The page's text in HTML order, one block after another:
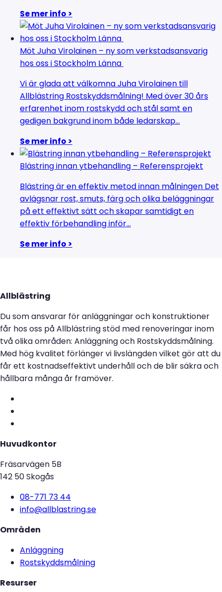
Se mer info >
Möt Juha Virolainen – ny som verkstadsansvarig
hos oss i Stockholm Länna
Vi är glada att välkomna Juha Virolainen till
Allblästring Rostskyddsmålning! Med över 30 års
erfarenhet inom rostskydd och stål samt en
gedigen bakgrund inom både ledarskap...
Se mer info >
Blästring innan ytbehandling – Referensprojekt
Blästring är en effektiv metod innan målningen Det
avlägsnar rost, smuts, färg och olika beläggningar
på ett effektivt sätt och skapar samtidigt en
effektiv förbehandling inför...
Se mer info >
Allblästring
Du som ansvarar för anläggningar och konstruktioner
får hos oss på Allblästring stöd med renoveringar inom
två olika områden: Anläggning och Rostskyddsmålning.
Med hög kvalitet förlänger vi livslängden vilket gör att du
får ett kostnadseffektivt underhåll och de blir säkra och
hållbara många år framöver.
Huvudkontor
Fräsarvägen 5B
142 50 Skogås
08-771 73 44
info@allblastring.se
Områden
Anläggning
Rostskyddsmålning
Resurser